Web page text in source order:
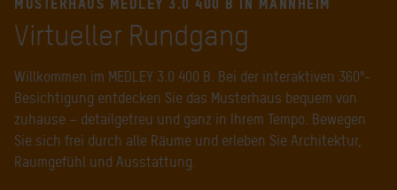
Virtueller Rundgang
Willkommen im MEDLEY 3.0 400 B. Bei der interaktiven 360°-
Besichtigung entdecken Sie das Musterhaus bequem von
zuhause – detailgetreu und ganz in Ihrem Tempo. Bewegen
Sie sich frei durch alle Räume und erleben Sie Architektur,
Raumgefühl und Ausstattung.